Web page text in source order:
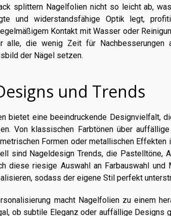
splittern Nagelfolien nicht so leicht ab,
und widerstandsfähige Optik legt,
Kontakt mit Wasser oder
alle, die wenig Zeit für Nachbesserungen
der Nägel setzen.
und Trends
bietet eine beeindruckende Designvielfalt,
Von klassischen Farbtönen über
Formen oder metallischen
sind Nageldesign Trends, die Pastelltöne,
diese riesige Auswahl an Farbauswahl
sodass der eigene Stil perfekt
macht Nagelfolien zu einem
ob subtile Eleganz oder auffällige Designs